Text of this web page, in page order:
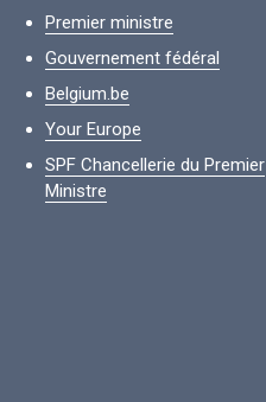
Premier ministre
Gouvernement fédéral
Belgium.be
Your Europe
SPF Chancellerie du Premier
Ministre